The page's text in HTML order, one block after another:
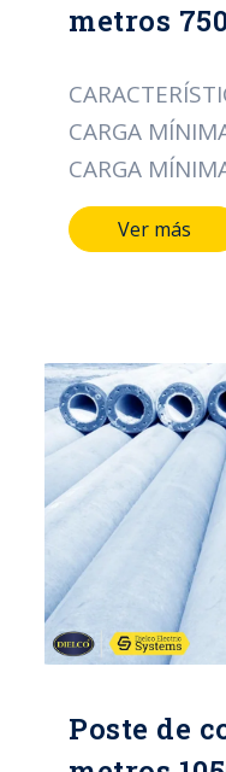
metros
CARGA
CARGA
LONGITUD
DE ACERO
CAL/12 PESO
NORMA:
Ver más
Poste de